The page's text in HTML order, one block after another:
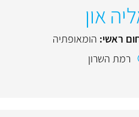
און
ראשי: הומאופתיה
רמת השרון